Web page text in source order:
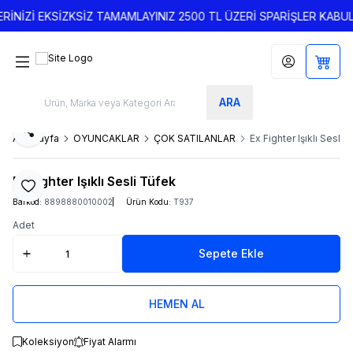
EKSİZKSİZ TAMAMLAYINIZ 2500 TL ÜZERİ SPARİŞLER
ARA
Hesabım
Ana Sayfa OYUNCAKLAR ÇOK SATILANLAR Ex Fighter Işıklı Sesli
Favoriye Ekle
Paylaş
Ex Fighter Işıklı Sesli Tüfek
Barkod: 8898880010002 Ürün Kodu: T937
Adet
Sepete Ekle
HEMEN AL
Koleksiyon Fiyat Alarmı